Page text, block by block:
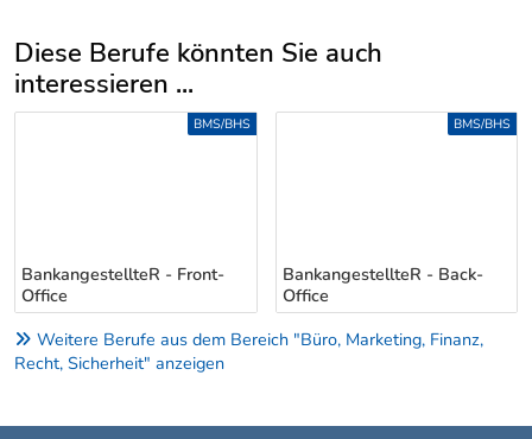
Diese Berufe könnten Sie auch
interessieren ...
Uber weitere Berufsvorschläge
BankangestellteR - Front-
Office
BMS/BHS
BankangestellteR - Back-
Office
BMS/BHS
Weitere Berufe aus dem Bereich "Büro, Marketing, Finanz,
Recht, Sicherheit" anzeigen